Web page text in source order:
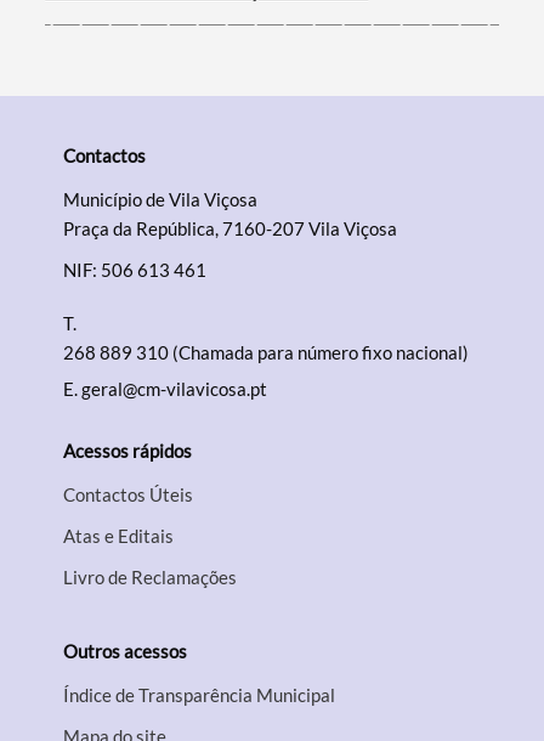
Contactos
Município de Vila Viçosa
Praça da República, 7160-207 Vila Viçosa
NIF: 506 613 461
T.
268 889 310 (Chamada para número fixo nacional)
E.geral@cm-vilavicosa.pt
Acessos rápidos
Contactos Úteis
Atas e Editais
Livro de Reclamações
Outros acessos
Índice de Transparência Municipal
Mapa do site